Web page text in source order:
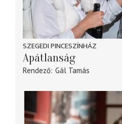
SZEGEDI PINCESZÍNHÁZ
Apátlanság
Rendező Gál Tamás